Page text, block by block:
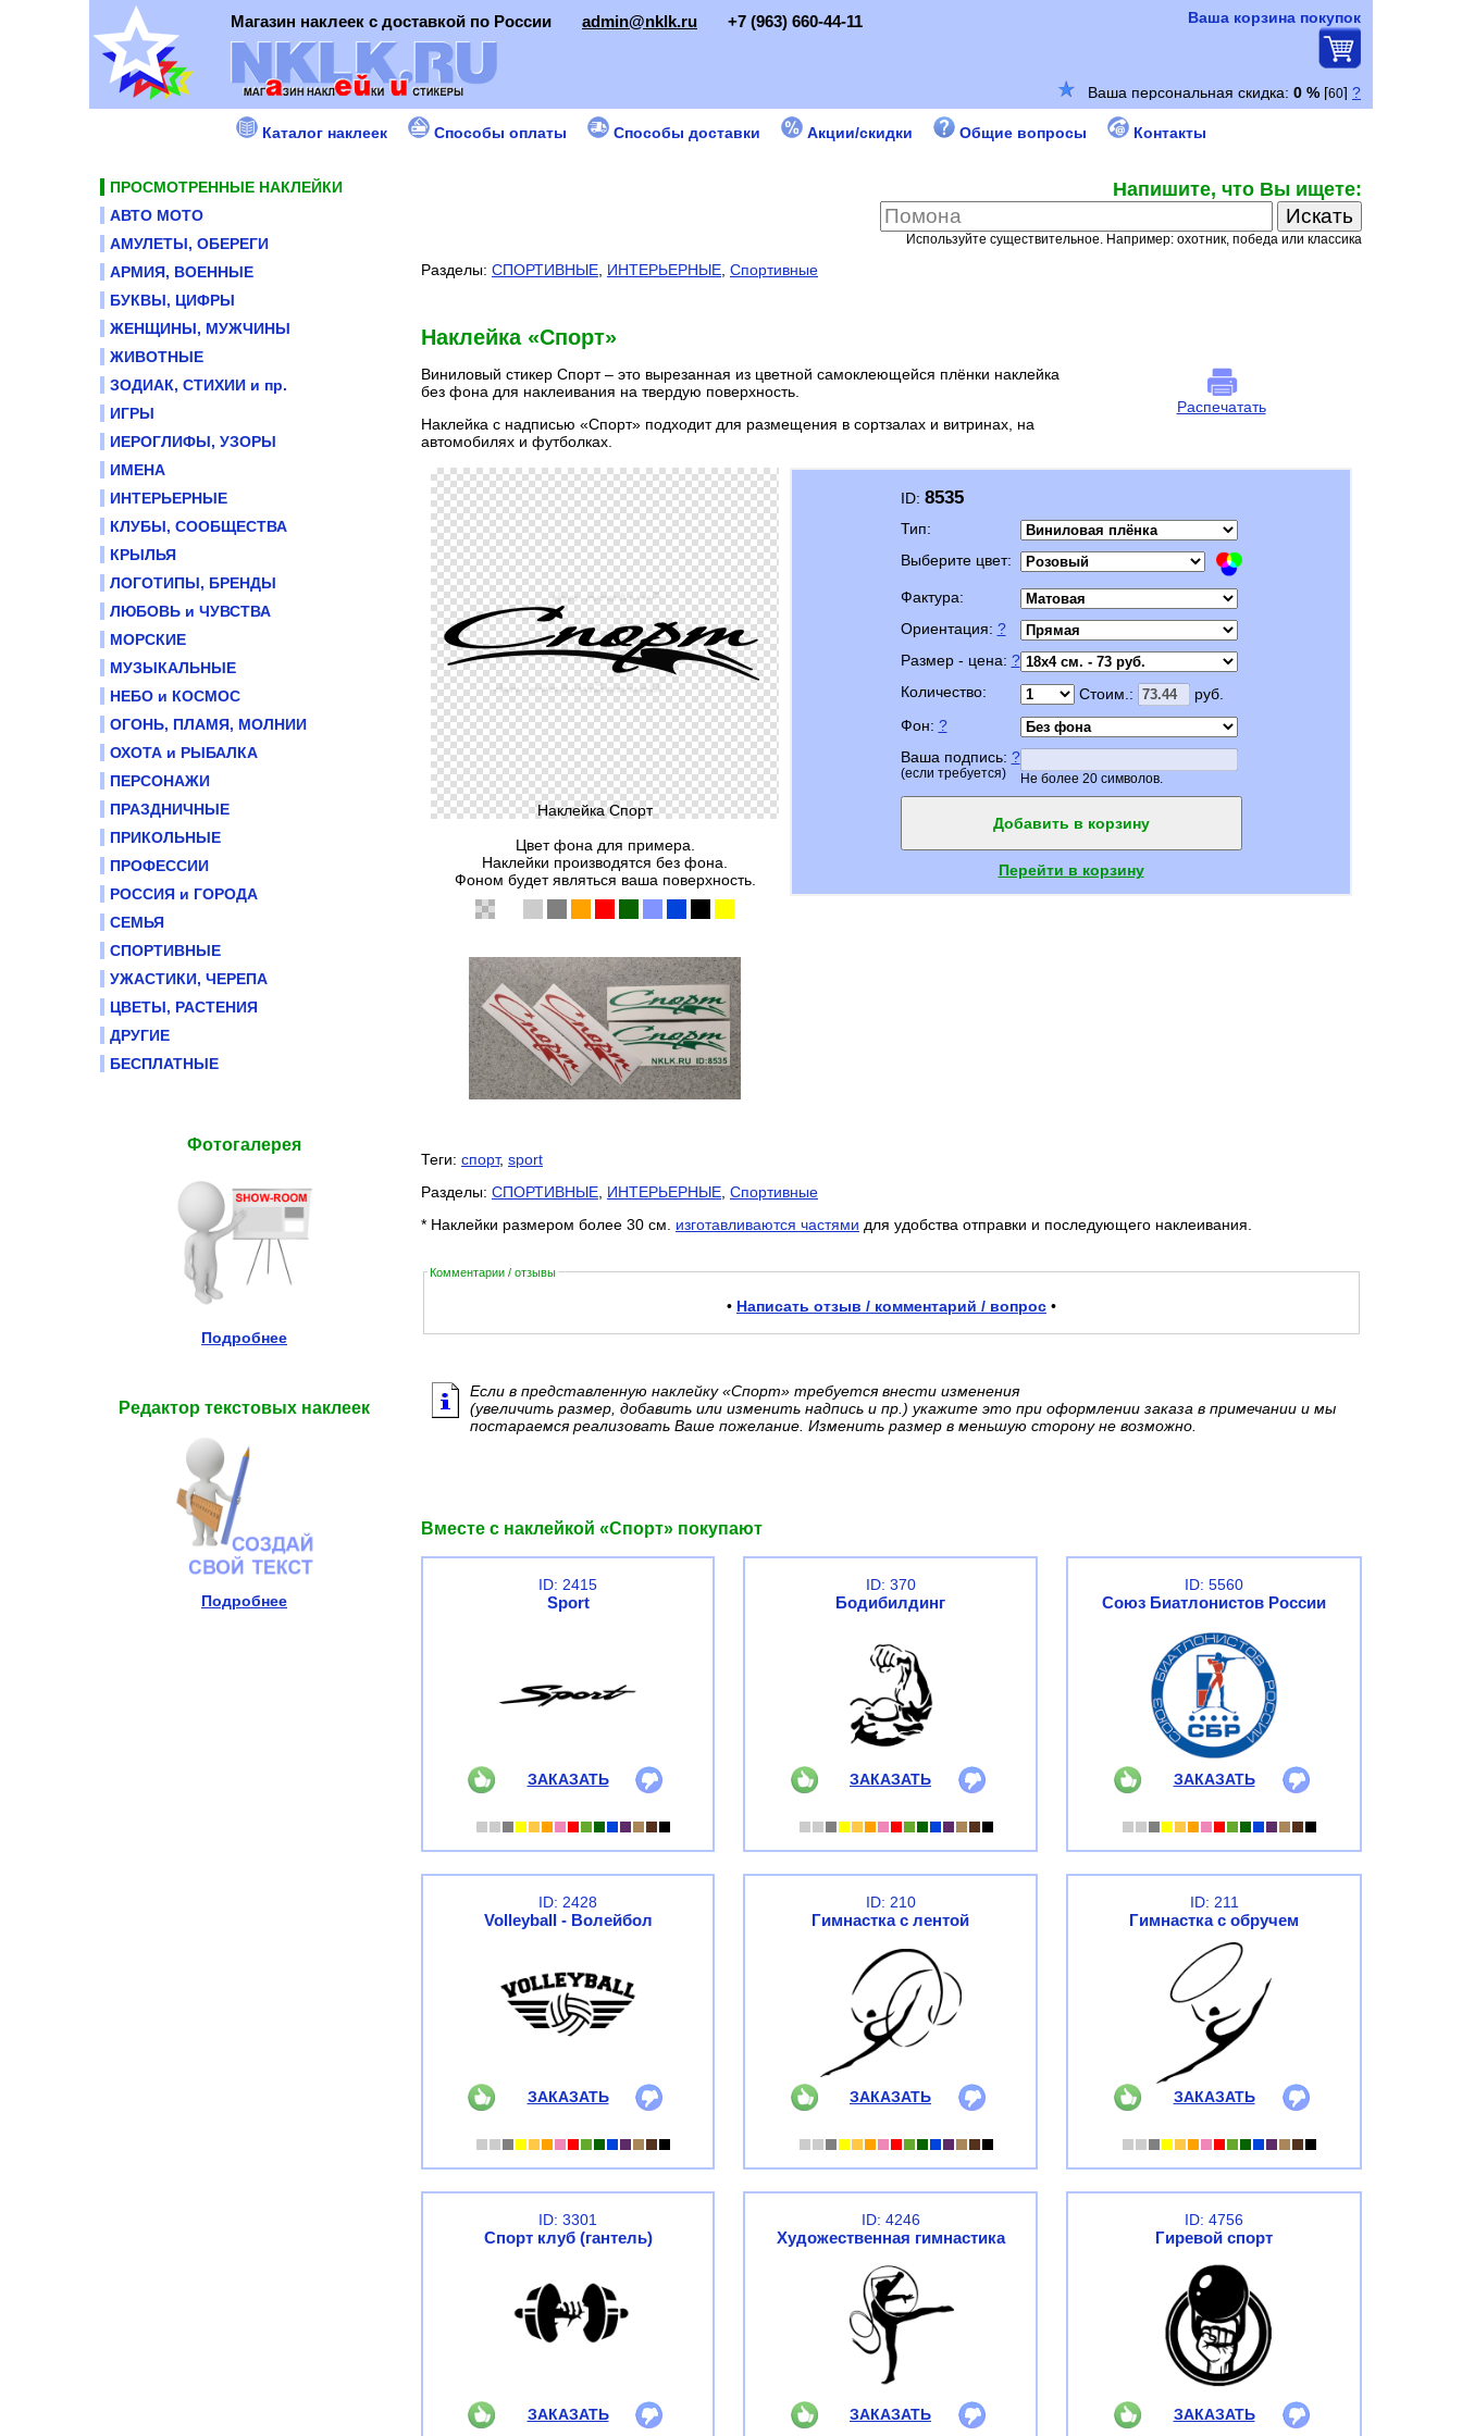
Магазин наклеек с доставкой по России admin@nklk.ru +7 (963) 660-44-11 Ваша корзина покупок
Каталог наклеек Способы оплаты Способы доставки Акции/скидки Общие вопросы Контакты
ПРОСМОТРЕННЫЕ НАКЛЕЙКИ
АВТО МОТО
АМУЛЕТЫ, ОБЕРЕГИ
АРМИЯ, ВОЕННЫЕ
БУКВЫ, ЦИФРЫ
ЖЕНЩИНЫ, МУЖЧИНЫ
ЖИВОТНЫЕ
ЗОДИАК, СТИХИИ и пр.
ИГРЫ
ИЕРОГЛИФЫ, УЗОРЫ
ИМЕНА
ИНТЕРЬЕРНЫЕ
КЛУБЫ, СООБЩЕСТВА
КРЫЛЬЯ
ЛОГОТИПЫ, БРЕНДЫ
ЛЮБОВЬ и ЧУВСТВА
МОРСКИЕ
МУЗЫКАЛЬНЫЕ
НЕБО и КОСМОС
ОГОНЬ, ПЛАМЯ, МОЛНИИ
ОХОТА и РЫБАЛКА
ПЕРСОНАЖИ
ПРАЗДНИЧНЫЕ
ПРИКОЛЬНЫЕ
ПРОФЕССИИ
РОССИЯ и ГОРОДА
СЕМЬЯ
СПОРТИВНЫЕ
УЖАСТИКИ, ЧЕРЕПА
ЦВЕТЫ, РАСТЕНИЯ
ДРУГИЕ
БЕСПЛАТНЫЕ
Фотогалерея
Подробнее
Редактор текстовых наклеек
Подробнее
Напишите, что Вы ищете:
Используйте существительное. Например: охотник, победа или классика
Разделы: СПОРТИВНЫЕ ИНТЕРЬЕРНЫЕ Спортивные
Наклейка «Спорт»
Виниловый стикер Спорт – это вырезанная из цветной самоклеющейся плёнки наклейка
без фона для наклеивания на твердую поверхность.
Наклейка с надписью «Спорт» подходит для размещения в сортзалах и витринах, на
автомобилях и футболках.
Распечатать
Наклейка Спорт
Цвет фона для примера.
Наклейки производятся без фона.
Фоном будет являться ваша поверхность.
ID: 8535
Тип:
Выберите цвет:
Фактура:
Ориентация: ?
Размер - цена: ?
Количество:
Стоим.:
руб.
Фон: ?
Ваша подпись: ?
(если требуется) Не более 20 символов.
Добавить в корзину
Перейти в корзину
Теги: спорт, sport
Разделы: СПОРТИВНЫЕ ИНТЕРЬЕРНЫЕ Спортивные
* Наклейки размером более 30 см. изготавливаются частями для удобства отправки и последующего наклеивания.
Комментарии / отзывы
• Написать отзыв / комментарий / вопрос •
Если в представленную наклейку «Спорт» требуется внести изменения
(увеличить размер, добавить или изменить надпись и пр.) укажите это при оформлении заказа в примечании и мы
постараемся реализовать Ваше пожелание. Изменить размер в меньшую сторону не возможно.
Вместе с наклейкой «Спорт» покупают
ID: 2415
Sport
ЗАКАЗАТЬ
ID: 370
Бодибилдинг
ЗАКАЗАТЬ
ID: 5560
Союз Биатлонистов России
ЗАКАЗАТЬ
ID: 2428
Volleyball - Волейбол
ЗАКАЗАТЬ
ID: 210
Гимнастка с лентой
ЗАКАЗАТЬ
ID: 211
Гимнастка с обручем
ЗАКАЗАТЬ
ID: 3301
Спорт клуб (гантель)
ЗАКАЗАТЬ
ID: 4246
Художественная гимнастика
ЗАКАЗАТЬ
ID: 4756
Гиревой спорт
ЗАКАЗАТЬ